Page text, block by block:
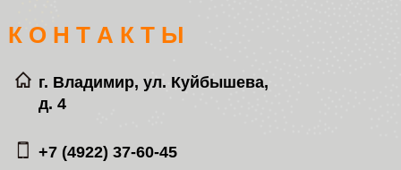
К О Н Т А К Т Ы
г. Владимир, ул. Куйбышева,
д. 4
+7 (4922) 37-60-45